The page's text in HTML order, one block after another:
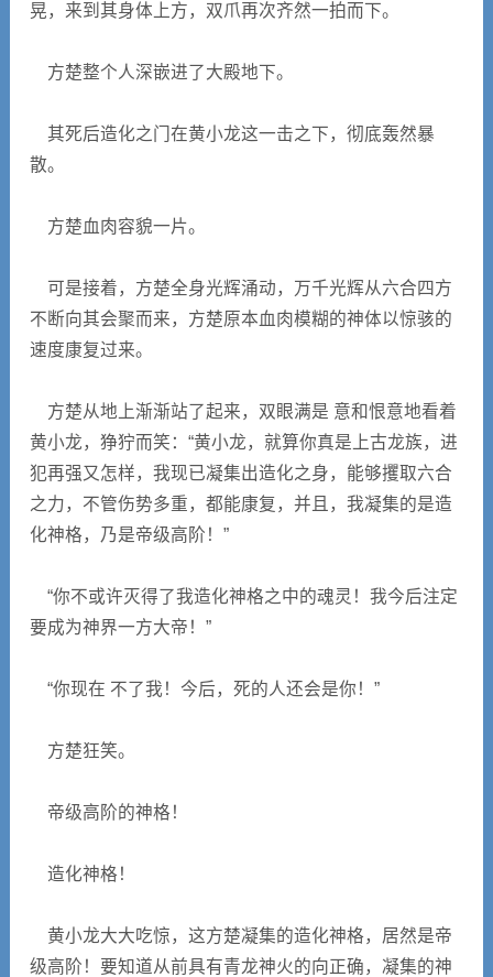
晃，来到其身体上方，双爪再次齐然一拍而下。
方楚整个人深嵌进了大殿地下。
其死后造化之门在黄小龙这一击之下，彻底轰然暴
散。
方楚血肉容貌一片。
可是接着，方楚全身光辉涌动，万千光辉从六合四方
不断向其会聚而来，方楚原本血肉模糊的神体以惊骇的
速度康复过来。
方楚从地上渐渐站了起来，双眼满是 意和恨意地看着
黄小龙，狰狞而笑：“黄小龙，就算你真是上古龙族，进
犯再强又怎样，我现已凝集出造化之身，能够攫取六合
之力，不管伤势多重，都能康复，并且，我凝集的是造
化神格，乃是帝级高阶！”
“你不或许灭得了我造化神格之中的魂灵！我今后注定
要成为神界一方大帝！”
“你现在 不了我！今后，死的人还会是你！”
方楚狂笑。
帝级高阶的神格！
造化神格！
黄小龙大大吃惊，这方楚凝集的造化神格，居然是帝
级高阶！要知道从前具有青龙神火的向正确，凝集的神